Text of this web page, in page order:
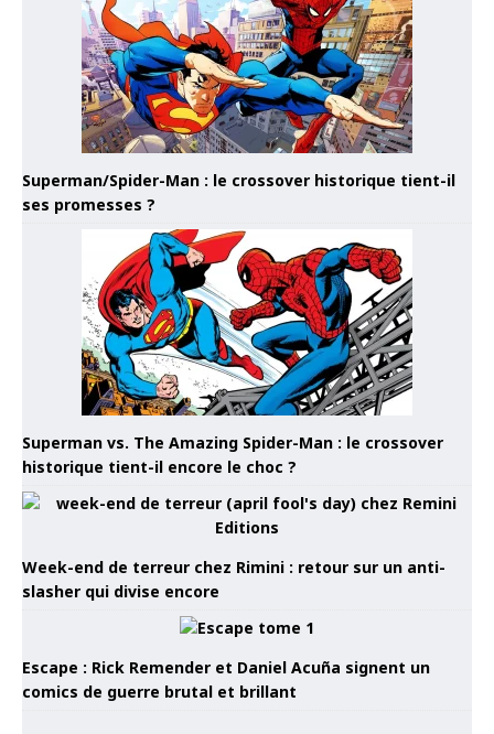
Superman/Spider-Man : le crossover historique tient-il
ses promesses ?
Superman vs. The Amazing Spider-Man : le crossover
historique tient-il encore le choc ?
Week-end de terreur chez Rimini : retour sur un anti-
slasher qui divise encore
Escape : Rick Remender et Daniel Acuña signent un
comics de guerre brutal et brillant